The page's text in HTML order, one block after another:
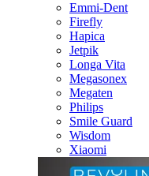
Emmi-Dent
Firefly
Hapica
Jetpik
Longa Vita
Megasonex
Megaten
Philips
Smile Guard
Wisdom
Xiaomi